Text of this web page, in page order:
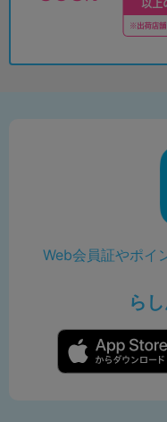
Web会員証やポイ
ら